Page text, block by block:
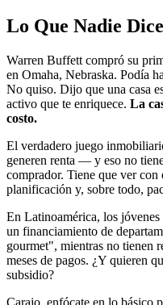
Lo Que Nadie Dice
Warren Buffett compró su
en Omaha, Nebraska. Podía
No quiso. Dijo que una casa
activo que te enriquece. La
costo.
El verdadero juego
generen renta — y eso no
comprador. Tiene que ver
planificación y, sobre todo,
En Latinoamérica, los jóvenes
un financiamiento de
gourmet", mientras no tienen
meses de pagos. ¿Y quieren
subsidio?